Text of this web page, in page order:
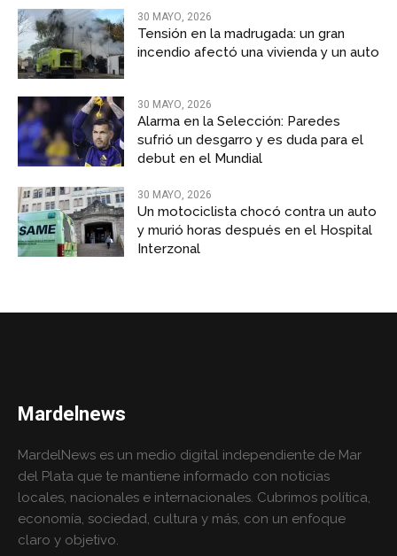
30 MAYO, 2026
Tensión en la madrugada: un gran
incendio afectó una vivienda y un auto
30 MAYO, 2026
Alarma en la Selección: Paredes
sufrió un desgarro y es duda para el
debut en el Mundial
30 MAYO, 2026
Un motociclista chocó contra un auto
y murió horas después en el Hospital
Interzonal
Mardelnews
MardelNews es un medio digital independiente de Mar
del Plata que te mantiene informado con noticias
locales, nacionales e internacionales. Cubrimos política,
economía, sociedad, cultura y más, con un enfoque
claro y objetivo.